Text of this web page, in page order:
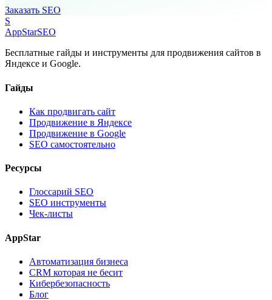
Заказать SEO
S
AppStarSEO
Бесплатные гайды и инструменты для продвижения сайтов в
Яндексе и Google.
Гайды
Как продвигать сайт
Продвижение в Яндексе
Продвижение в Google
SEO самостоятельно
Ресурсы
Глоссарий SEO
SEO инструменты
Чек-листы
AppStar
Автоматизация бизнеса
CRM которая не бесит
Кибербезопасность
Блог